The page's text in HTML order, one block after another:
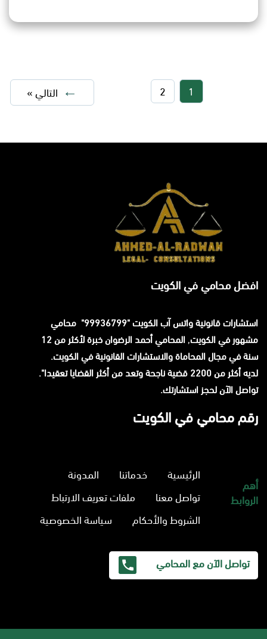
1
2 التالي »
افضل محامي في الكويت
استشارات قانونيةواتس آب
الكويت "99936799" محامي
مشهور في الكويت, المحاميأحمد الرضوان
خبرة لأكثر من 12
سنة في مجال المحاماة والاستشارات القانونية في الكويت.
لديه أكثر من 2200 قضية ناجحة وتعد من أكثر القضايا تعقيدا".
تواصل الآن لحجز استشارتك.
رقم محامي في الكويت
أهم
الروابط
الرئيسية خدماتنا
المدونة
تواصل معنا
ملفات تعريف الارتباط
الشروط والأحكام
سياسة الخصوصية
تواصل الآن مع المحامي